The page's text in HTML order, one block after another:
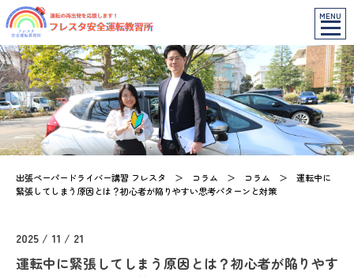
MENU
出張ペーパードライバー講習 フレスタ ＞ コラム ＞ コラム ＞ 運転中に
緊張してしまう原因とは？初心者が陥りやすい思考パターンと対策
2025 / 11 / 21
運転中に緊張してしまう原因とは？初心者が陥りやす